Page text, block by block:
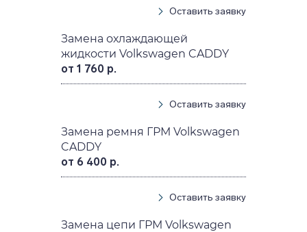
Оставить заявку
Замена охлаждающей
жидкости Volkswagen CADDY
от 1 760 р.
Оставить заявку
Замена ремня ГРМ Volkswagen
CADDY
от 6 400 р.
Оставить заявку
Замена цепи ГРМ Volkswagen